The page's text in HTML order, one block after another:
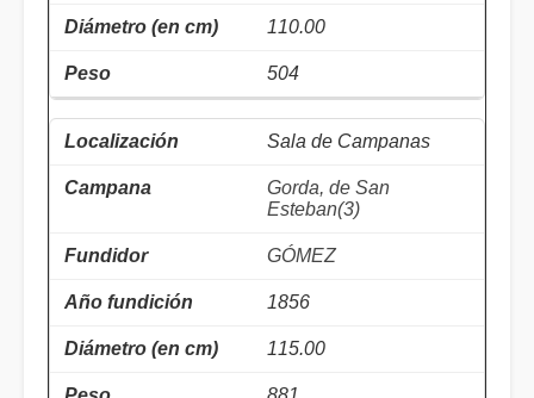
110.00
504
Sala de Campanas
Gorda, de San
Esteban(3)
GÓMEZ
1856
115.00